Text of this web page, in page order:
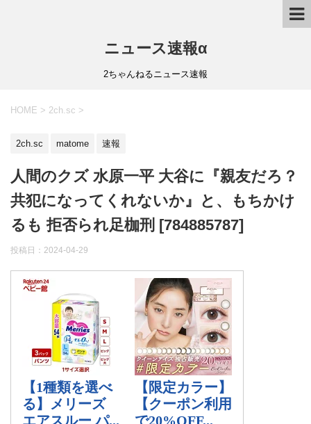
ニュース速報α
2ちゃんねるニュース速報
HOME > 2ch.sc >
2ch.sc matome 速報
人間のクズ 水原一平 大谷に『親友だろ？
共犯になってくれないか』と、もちかけ
るも 拒否られ足枷刑 [784885787]
投稿日： 2024-04-29